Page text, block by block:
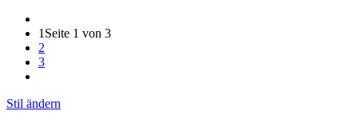
1 Seite 1 von 3
2
3
Stil ändern